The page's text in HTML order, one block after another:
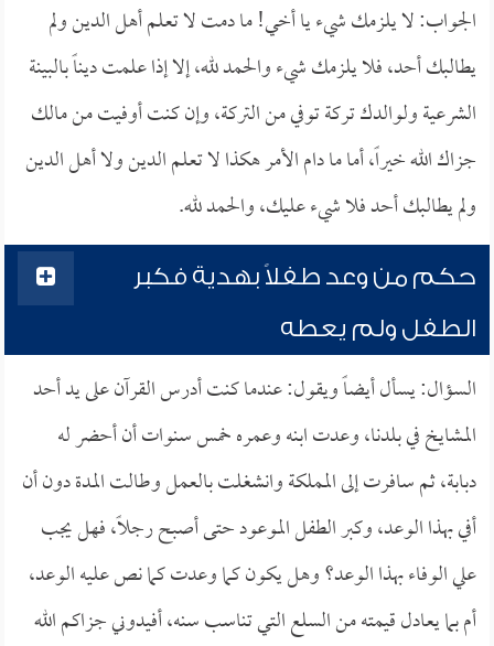
الجواب: لا يلزمك شيء يا أخي! ما دمت لا تعلم أهل الدين ولم
يطالبك أحد، فلا يلزمك شيء والحمد لله، إلا إذا علمت ديناً بالبينة
الشرعية ولوالدك تركة توفي من التركة، وإن كنت أوفيت من مالك
جزاك الله خيراً، أما ما دام الأمر هكذا لا تعلم الدين ولا أهل الدين
ولم يطالبك أحد فلا شيء عليك، والحمد لله.
حكم من وعد طفلاً بهدية فكبر
الطفل ولم يعطه
السؤال: يسأل أيضاً ويقول: عندما كنت أدرس القرآن على يد أحد
المشايخ في بلدنا، وعدت ابنه وعمره خمس سنوات أن أحضر له
دبابة، ثم سافرت إلى المملكة وانشغلت بالعمل وطالت المدة دون أن
أفي بهذا الوعد، وكبر الطفل الموعود حتى أصبح رجلاً، فهل يجب
علي الوفاء بهذا الوعد؟ وهل يكون كما وعدت كما نص عليه الوعد،
أم بما يعادل قيمته من السلع التي تناسب سنه، أفيدوني جزاكم الله